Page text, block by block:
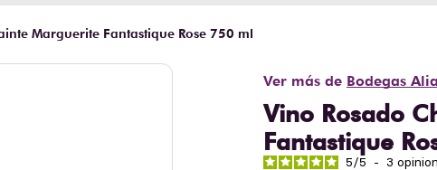
Marguerite Fantastique Rose 750 ml
Ver más de Bodegas
Vino Rosado
Fantastique
5/5 - 3